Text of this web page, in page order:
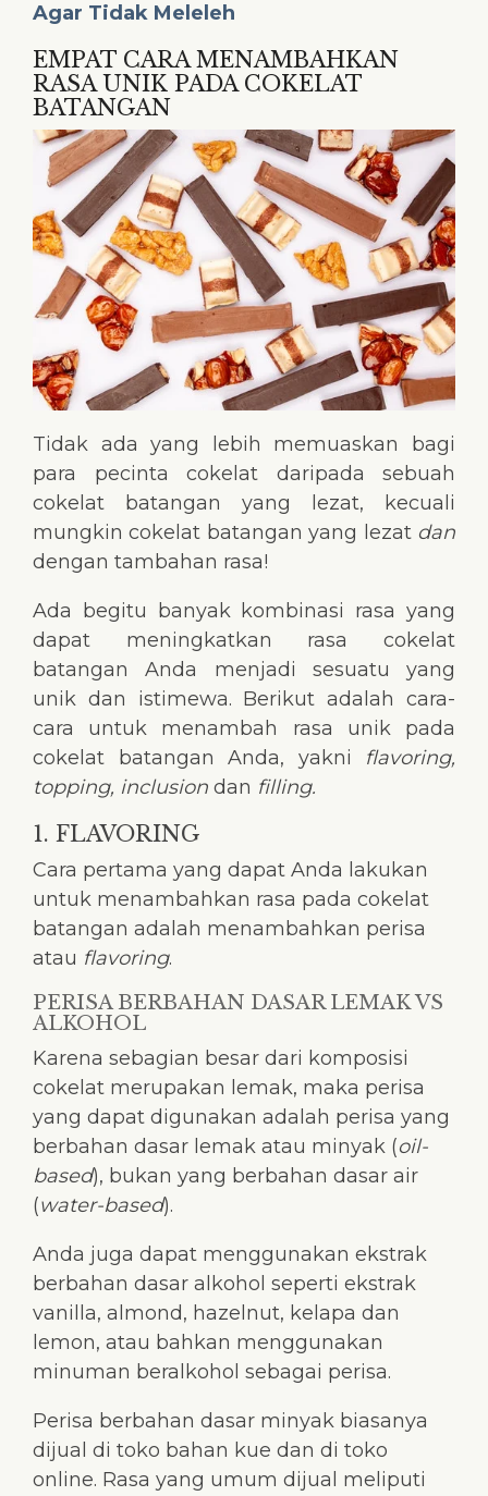
Agar Tidak Meleleh
EMPAT CARA MENAMBAHKAN
RASA UNIK PADA COKELAT
BATANGAN
Tidak ada yang lebih memuaskan bagi
para pecinta cokelat daripada sebuah
cokelat batangan yang lezat, kecuali
mungkin cokelat batangan yang lezat dan
dengan tambahan rasa!
Ada begitu banyak kombinasi rasa yang
dapat meningkatkan rasa cokelat
batangan Anda menjadi sesuatu yang
unik dan istimewa. Berikut adalah cara-
cara untuk menambah rasa unik pada
cokelat batangan Anda, yakni flavoring,
topping, inclusion dan filling.
1. FLAVORING
Cara pertama yang dapat Anda lakukan
untuk menambahkan rasa pada cokelat
batangan adalah menambahkan perisa
atau flavoring.
PERISA BERBAHAN DASAR LEMAK VS
ALKOHOL
Karena sebagian besar dari komposisi
cokelat merupakan lemak, maka perisa
yang dapat digunakan adalah perisa yang
berbahan dasar lemak atau minyak (oil-
based), bukan yang berbahan dasar air
(water-based).
Anda juga dapat menggunakan ekstrak
berbahan dasar alkohol seperti ekstrak
vanilla, almond, hazelnut, kelapa dan
lemon, atau bahkan menggunakan
minuman beralkohol sebagai perisa.
Perisa berbahan dasar minyak biasanya
dijual di toko bahan kue dan di toko
online. Rasa yang umum dijual meliputi